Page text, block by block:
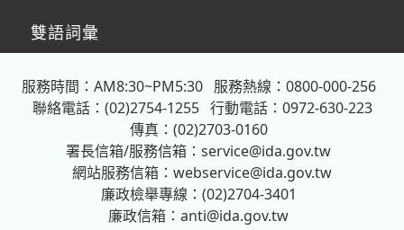
雙語詞彙
服務時間：AM8:30~PM5:30
服務熱線：0800-000-256
聯絡電話：(02)2754-1255 行動電話：0972-630-223
傳真：(02)2703-0160
署長信箱/服務信箱： service@ida.gov.tw
網站服務信箱： webservice@ida.gov.tw
廉政檢舉專線：(02)2704-3401
廉政信箱： anti@ida.gov.tw